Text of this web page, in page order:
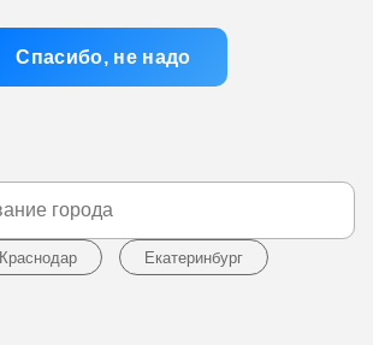
Спасибо, не надо
Краснодар Екатеринбург